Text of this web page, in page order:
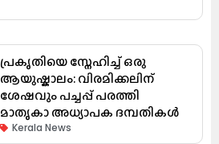
പ്രകൃതിയെ സ്നേഹിച്ച് ഒരു
ആയുഷ്കാലം: വിരമിക്കലിന്
ശേഷവും പച്ചപ്പ് പരത്തി
മാതൃകാ അധ്യാപക ദമ്പതികൾ
Kerala News